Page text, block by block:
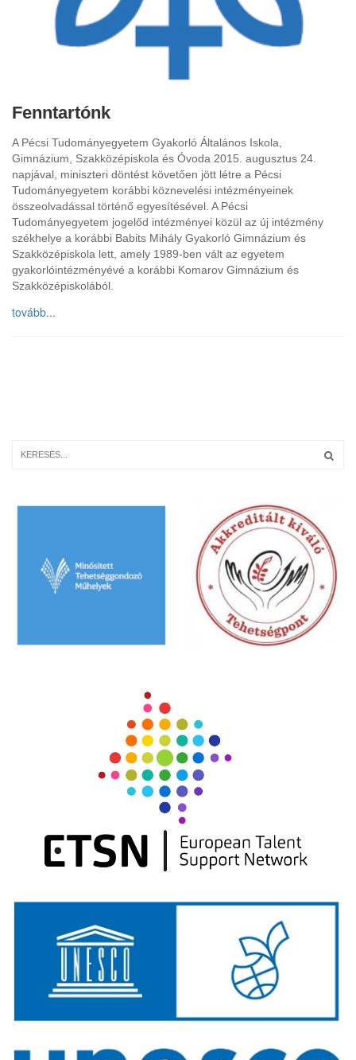
Fenntartónk
A Pécsi Tudományegyetem Gyakorló Általános Iskola,
Gimnázium, Szakközépiskola és Óvoda 2015. augusztus 24.
napjával, miniszteri döntést követően jött létre a Pécsi
Tudományegyetem korábbi köznevelési intézményeinek
összeolvadással történő egyesítésével. A Pécsi
Tudományegyetem jogelőd intézményei közül az új intézmény
székhelye a korábbi Babits Mihály Gyakorló Gimnázium és
Szakközépiskola lett, amely 1989-ben vált az egyetem
gyakorlóintézményévé a korábbi Komarov Gimnázium és
Szakközépiskolából.
tovább...